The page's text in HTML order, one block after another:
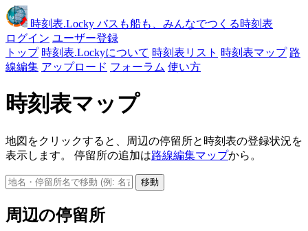
時刻表.Locky バスも船も、みんなでつくる時刻表
ログイン ユーザー登録
トップ 時刻表.Lockyについて 時刻表リスト 時刻表マップ 路
線編集 アップロード フォーラム 使い方
時刻表マップ
地図をクリックすると、周辺の停留所と時刻表の登録状況を
表示します。 停留所の追加は路線編集マップから。
移動
周辺の停留所